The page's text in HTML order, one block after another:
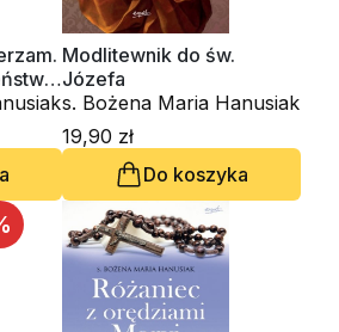
Modlitewnik do św.
Józefa
s. Bożena Maria Hanusiak
19,90 zł
Do koszyka